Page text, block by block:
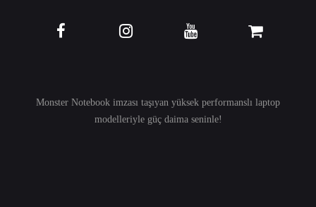
Monster Notebook imzası taşıyan yüksek performanslı laptop
modelleriyle güç daima seninle!